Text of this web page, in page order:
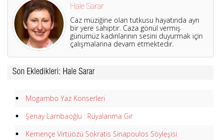
Hale Sarar
Caz müziğine olan tutkusu hayatında ayrı
bir yere sahiptir. Caza gönül vermiş
günümüz kadınlarının sesini duyurmak için
çalışmalarına devam etmektedir.
Son Ekledikleri: Hale Sarar
Mogambo Yaz Konserleri
Şenay Lambaoğlu : Rüyalarıma Gir
Kemençe Virtüözü Sokratis Sinapoulos Söyleşisi